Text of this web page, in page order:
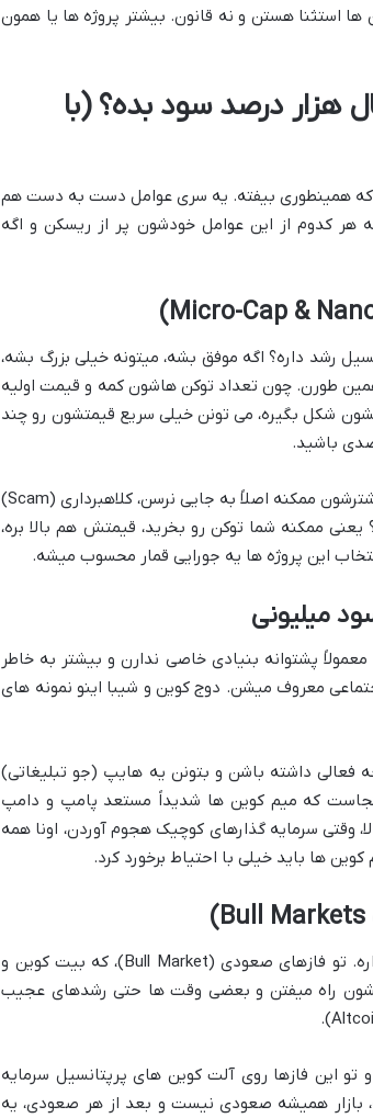
ها استثنا هستن و نه قانون. بیشتر پروژه ها یا همون
هزار درصد سود بده؟ (با
که همینطوری بیفته. یه سری عوامل دست به دست هم
هر کدوم از این عوامل خودشون پر از ریسکن و اگه
رشد داره؟ اگه موفق بشه، میتونه خیلی بزرگ بشه،
طورن. چون تعداد توکن هاشون کمه و قیمت اولیه
شکل بگیره، می تونن خیلی سریع قیمتشون رو چند
باشید.
ولی حواستون باشه! این جور پروژه ها عین شمشیر دولبه ان. بیشترشون ممکنه اصلاً به جایی نرسن، کلاهبرداری (Scam)
ممکنه شما توکن رو بخرید، قیمتش هم بالا بره،
این پروژه ها یه جورایی قمار محسوب میشه.
پشتوانه بنیادی خاصی ندارن و بیشتر به خاطر
معروف میشن. دوج کوین و شیبا اینو نمونه های
فعالی داشته باشن و بتونن یه هایپ (جو تبلیغاتی)
که میم کوین ها شدیداً مستعد پامپ و دامپ
وقتی سرمایه گذارهای کوچیک هجوم آوردن، اونا همه
ها باید خیلی با احتیاط برخورد کرد.
ببینید رفقا، بازار کریپتو یه سری چرخه های صعودی و نزولی داره. تو فازهای صعودی (Bull Market)، که بیت کوین و
راه میفتن و بعضی وقت ها حتی رشدهای عجیب
تو این فازها روی آلت کوین های پرپتانسیل سرمایه
بازار همیشه صعودی نیست و بعد از هر صعودی، یه